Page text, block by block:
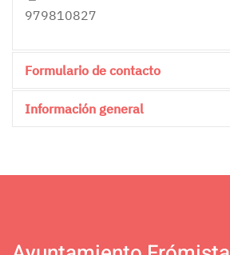
979810827
Formulario de contacto
Información general